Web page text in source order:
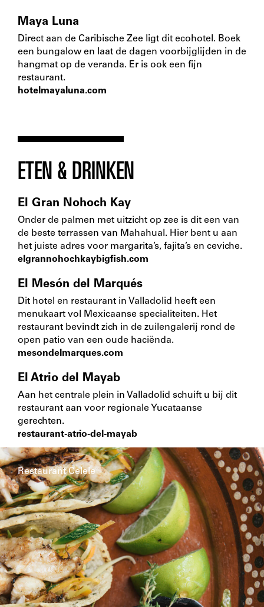
Maya Luna
Direct aan de Caribische Zee ligt dit ecohotel. Boek
een bungalow en laat de dagen voorbijglijden in de
hangmat op de veranda. Er is ook een fijn
restaurant.
hotelmayaluna.com
ETEN & DRINKEN
El Gran Nohoch Kay
Onder de palmen met uitzicht op zee is dit een van
de beste terrassen van Mahahual. Hier bent u aan
het juiste adres voor margarita’s, fajita’s en ceviche.
elgrannohochkaybigfish.com
El Mesón del Marqués
Dit hotel en restaurant in Valladolid heeft een
menukaart vol Mexicaanse specialiteiten. Het
restaurant bevindt zich in de zuilengalerij rond de
open patio van een oude haciënda.
mesondelmarques.com
El Atrio del Mayab
Aan het centrale plein in Valladolid schuift u bij dit
restaurant aan voor regionale Yucataanse
gerechten.
restaurant-atrio-del-mayab
Restaurant Celele